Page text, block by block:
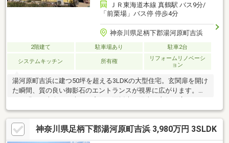
ＪＲ東海道本線 真鶴駅 バス9分/
「前栗場」バス停 停歩4分
神奈川県足柄下郡湯河原町吉浜
2階建て 駐車場あり 駐車2台
システムキッチン 所有権
リフォームリノベーシ
ョン
湯河原町吉浜に建つ50坪を超える3LDKの大型住宅。玄関扉を開け
た瞬間、質の良い御影石のエントランスが視界に広がります。と
ても明るい南向き＆大きな窓・二面採光で陽当り良好。広々とし
たお庭は家庭菜園にも。フェンスをつけてドッグランにしたらワ
ンちゃんも喜びそう！広すぎる32.5帖のLDK、全室8帖以上、洗面
所やトイレ、浴室、全ての空間がゆとりある広さ。家具・家電も
付いています。2025年10月に壁・天井等リフォーム済。解放感あ
神奈川県足柄下郡湯河原町吉浜 3,980万円 3SLDK